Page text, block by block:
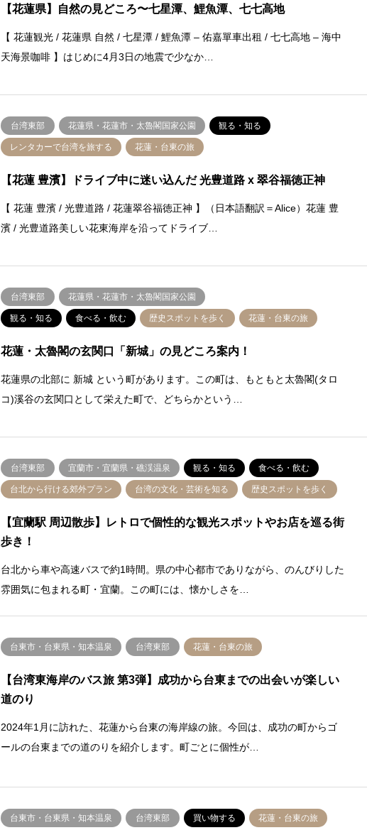
【花蓮県】自然の見どころ〜七星潭、鯉魚潭、七七高地
【 花蓮観光 / 花蓮県 自然 / 七星潭 / 鯉魚潭 – 佑嘉單車出租 / 七七高地 – 海中
天海景咖啡 】はじめに4月3日の地震で少なか…
台湾東部 花蓮県・花蓮市・太魯閣国家公園 観る・知る
レンタカーで台湾を旅する 花蓮・台東の旅
【花蓮 豊濱】ドライブ中に迷い込んだ 光豊道路 x 翠谷福徳正神
【 花蓮 豊濱 / 光豊道路 / 花蓮翠谷福徳正神 】（日本語翻訳＝Alice）花蓮 豊
濱 / 光豊道路美しい花東海岸を沿ってドライブ…
台湾東部 花蓮県・花蓮市・太魯閣国家公園
観る・知る 食べる・飲む 歴史スポットを歩く 花蓮・台東の旅
花蓮・太魯閣の玄関口「新城」の見どころ案内！
花蓮県の北部に 新城 という町があります。この町は、もともと太魯閣(タロ
コ)溪谷の玄関口として栄えた町で、どちらかという…
台湾東部 宜蘭市・宜蘭県・礁渓温泉 観る・知る 食べる・飲む
台北から行ける郊外プラン 台湾の文化・芸術を知る 歴史スポットを歩く
【宜蘭駅 周辺散歩】レトロで個性的な観光スポットやお店を巡る街
歩き！
台北から車や高速バスで約1時間。県の中心都市でありながら、のんびりした
雰囲気に包まれる町・宜蘭。この町には、懐かしさを…
台東市・台東県・知本温泉 台湾東部 花蓮・台東の旅
【台湾東海岸のバス旅 第3弾】成功から台東までの出会いが楽しい
道のり
2024年1月に訪れた、花蓮から台東の海岸線の旅。今回は、成功の町からゴ
ールの台東までの道のりを紹介します。町ごとに個性が…
台東市・台東県・知本温泉 台湾東部 買い物する 花蓮・台東の旅